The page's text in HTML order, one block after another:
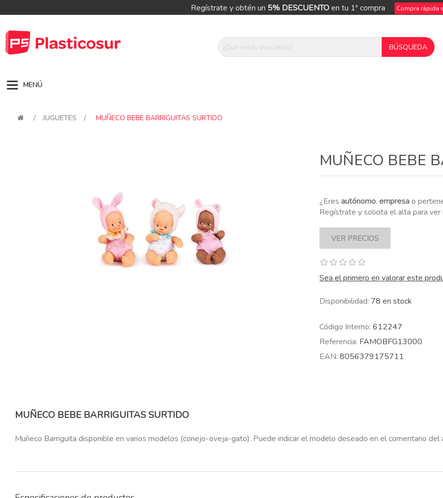
Regístrate y obtén un 5% DESCUENTOen tu 1ª compra Compra rápida
MENÚ
/ JUGUETES / MUÑECO BEBE BARRIGUITAS SURTIDO
MUÑECO BEBE
¿Eresautónomo,empresao
Regístrate y solicita el alta para
Sea el primero en valorar este
Disponibilidad: 78 en stock
Código Interno: 612247
Referencia: FAMOBFG13000
EAN: 8056379175711
MUÑECO BEBE BARRIGUITAS SURTIDO
Muñeco Barriguita disponible en varios modelos (conejo-oveja-gato). Puede indicar el modelo deseado en el comentario del